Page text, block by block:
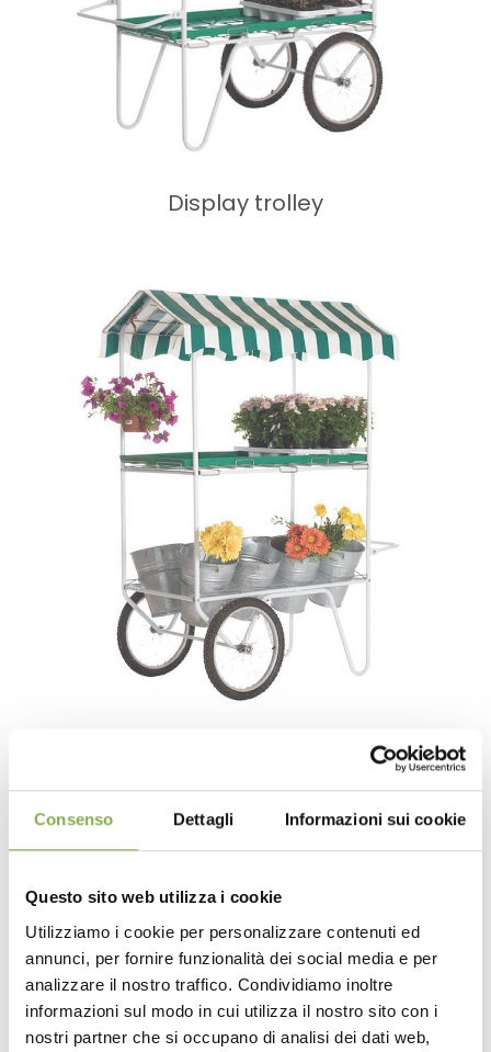
Consenso Dettagli Informazioni sui cookie
Questo sito web utilizza i cookie
Utilizziamo i cookie per personalizzare contenuti ed
annunci, per fornire funzionalità dei social media e per
analizzare il nostro traffico. Condividiamo inoltre
informazioni sul modo in cui utilizza il nostro sito con i
nostri partner che si occupano di analisi dei dati web,
Display trolley
Display trolley with water trays and
vases